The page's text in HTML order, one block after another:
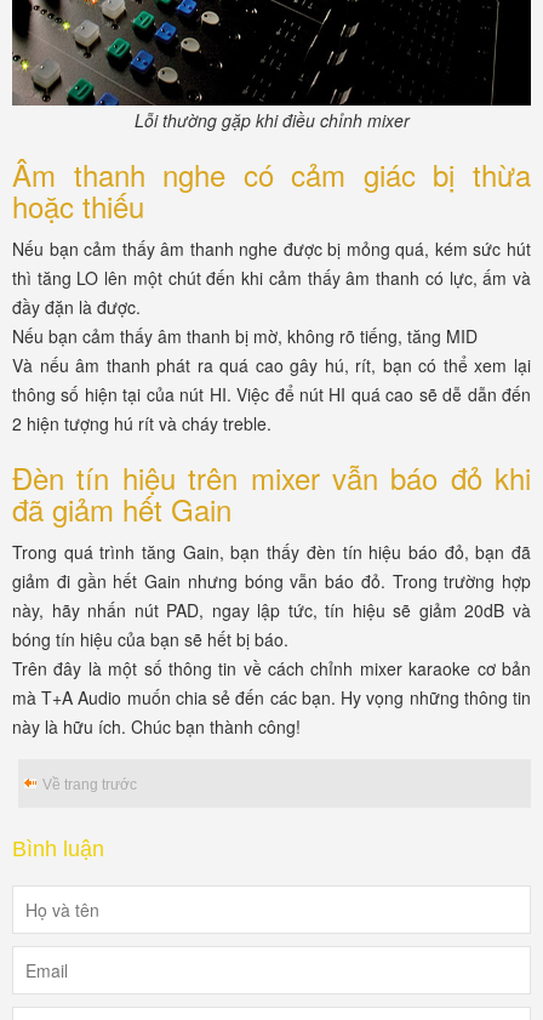
Lỗi thường gặp khi điều chỉnh mixer
Âm thanh nghe có cảm giác bị thừa
hoặc thiếu
Nếu bạn cảm thấy âm thanh nghe được bị mỏng quá, kém sức hút
thì tăng LO lên một chút đến khi cảm thấy âm thanh có lực, ấm và
đầy đặn là được.
Nếu bạn cảm thấy âm thanh bị mờ, không rõ tiếng, tăng MID
Và nếu âm thanh phát ra quá cao gây hú, rít, bạn có thể xem lại
thông số hiện tại của nút HI. Việc để nút HI quá cao sẽ dễ dẫn đến
2 hiện tượng hú rít và cháy treble.
Đèn tín hiệu trên mixer vẫn báo đỏ khi
đã giảm hết Gain
Trong quá trình tăng Gain, bạn thấy đèn tín hiệu báo đỏ, bạn đã
giảm đi gần hết Gain nhưng bóng vẫn báo đỏ. Trong trường hợp
này, hãy nhấn nút PAD, ngay lập tức, tín hiệu sẽ giảm 20dB và
bóng tín hiệu của bạn sẽ hết bị báo.
Trên đây là một số thông tin về cách chỉnh mixer karaoke cơ bản
mà T+A Audio muốn chia sẻ đến các bạn. Hy vọng những thông tin
này là hữu ích. Chúc bạn thành công!
Về trang trước
Bình luận